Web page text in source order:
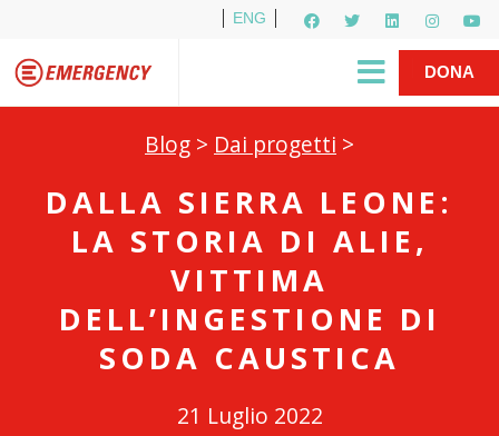
ENG
R1PUD1A
DONA
Blog > Dai progetti >
DALLA SIERRA LEONE:
LA STORIA DI ALIE,
VITTIMA
DELL’INGESTIONE DI
SODA CAUSTICA
21 Luglio 2022